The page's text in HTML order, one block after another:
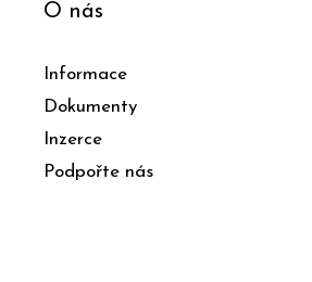
O nás
Informace
Dokumenty
Inzerce
Podpořte nás